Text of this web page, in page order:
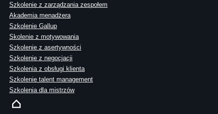
Szkolenie z zarządzania zespołem
Akademia menadżera
Szkolenie Gallup
Skolenie z motywowania
Szkolenie z asertywności
Szkolenie z negocjacji
Szkolenia z obsługi klienta
Szkolenie talent management
Szkolenia dla mistrzów